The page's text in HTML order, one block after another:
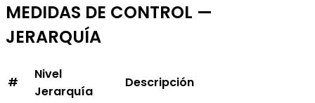
MEDIDAS DE CONTROL —
JERARQUÍA
#
Nivel
Jerarquía
Descripción